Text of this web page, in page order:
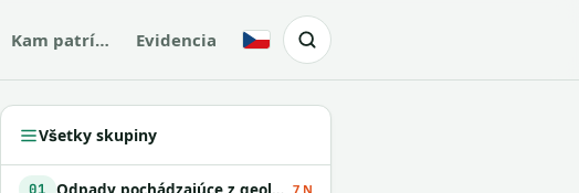
Kam patrí… Evidencia Česky
Všetky skupiny
01 7 N